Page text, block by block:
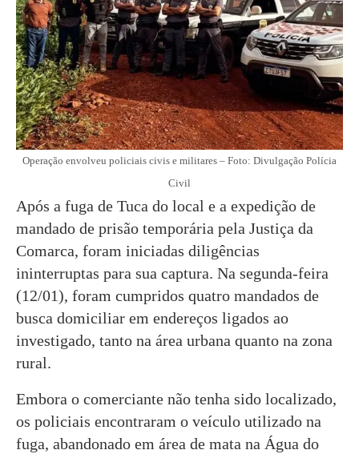
Operação envolveu policiais civis e militares – Foto: Divulgação Polícia
Civil
Após a fuga de Tuca do local e a expedição de
mandado de prisão temporária pela Justiça da
Comarca, foram iniciadas diligências
ininterruptas para sua captura. Na segunda-feira
(12/01), foram cumpridos quatro mandados de
busca domiciliar em endereços ligados ao
investigado, tanto na área urbana quanto na zona
rural.
Embora o comerciante não tenha sido localizado,
os policiais encontraram o veículo utilizado na
fuga, abandonado em área de mata na Água do